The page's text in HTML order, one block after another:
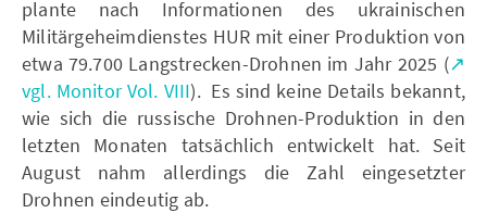
plante nach Informationen des ukrainischen
Militärgeheimdienstes HUR mit einer Produktion von
etwa 79.700 Langstrecken-Drohnen im Jahr 2025 (↗
vgl. Monitor Vol. VIII). Es sind keine Details bekannt,
wie sich die russische Drohnen-Produktion in den
letzten Monaten tatsächlich entwickelt hat. Seit
August nahm allerdings die Zahl eingesetzter
Drohnen eindeutig ab.